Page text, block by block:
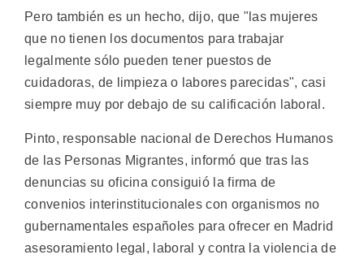
Pero también es un hecho, dijo, que "las mujeres
que no tienen los documentos para trabajar
legalmente sólo pueden tener puestos de
cuidadoras, de limpieza o labores parecidas", casi
siempre muy por debajo de su calificación laboral.
Pinto, responsable nacional de Derechos Humanos
de las Personas Migrantes, informó que tras las
denuncias su oficina consiguió la firma de
convenios interinstitucionales con organismos no
gubernamentales españoles para ofrecer en Madrid
asesoramiento legal, laboral y contra la violencia de